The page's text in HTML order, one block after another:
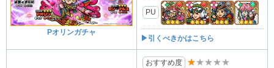
Pオリンガチャ
PU
▶引くべきかはこちら
おすすめ度 ★★★★★